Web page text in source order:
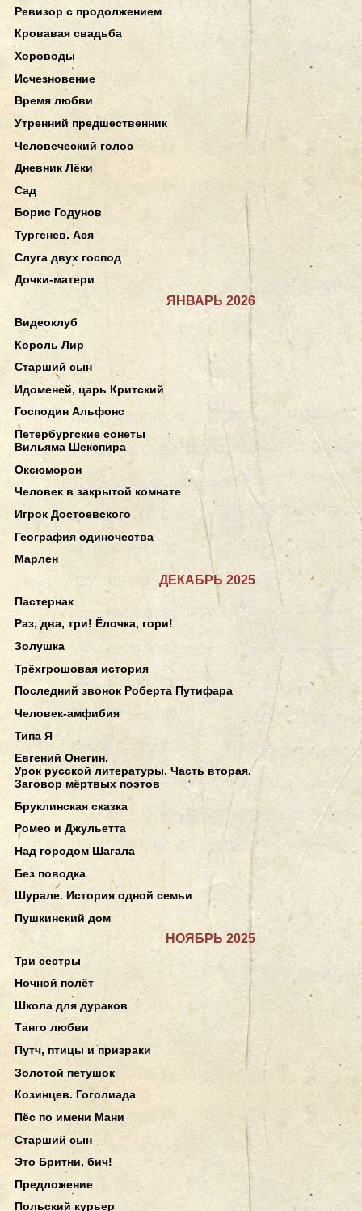
Ревизор с продолжением
Кровавая свадьба
Хороводы
Исчезновение
Время любви
Утренний предшественник
Человеческий голос
Дневник Лёки
Сад
Борис Годунов
Тургенев. Ася
Слуга двух господ
Дочки-матери
ЯНВАРЬ 2026
Видеоклуб
Король Лир
Старший сын
Идоменей, царь Критский
Господин Альфонс
Петербургские сонеты
Вильяма Шекспира
Оксюморон
Человек в закрытой комнате
Игрок Достоевского
География одиночества
Марлен
ДЕКАБРЬ 2025
Пастернак
Раз, два, три! Ёлочка, гори!
Золушка
Трёхгрошовая история
Последний звонок Роберта Путифара
Человек-амфибия
Типа Я
Евгений Онегин.
Урок русской литературы. Часть вторая.
Заговор мёртвых поэтов
Бруклинская сказка
Ромео и Джульетта
Над городом Шагала
Без поводка
Шурале. История одной семьи
Пушкинский дом
НОЯБРЬ 2025
Три сестры
Ночной полёт
Школа для дураков
Танго любви
Путч, птицы и призраки
Золотой петушок
Козинцев. Гоголиада
Пёс по имени Мани
Старший сын
Это Бритни, бич!
Предложение
Польский курьер